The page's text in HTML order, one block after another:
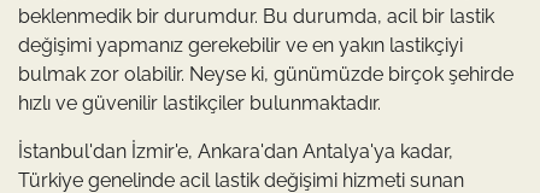
beklenmedik bir durumdur. Bu durumda, acil bir lastik
değişimi yapmanız gerekebilir ve en yakın lastikçiyi
bulmak zor olabilir. Neyse ki, günümüzde birçok şehirde
hızlı ve güvenilir lastikçiler bulunmaktadır.
İstanbul'dan İzmir'e, Ankara'dan Antalya'ya kadar,
Türkiye genelinde acil lastik değişimi hizmeti sunan